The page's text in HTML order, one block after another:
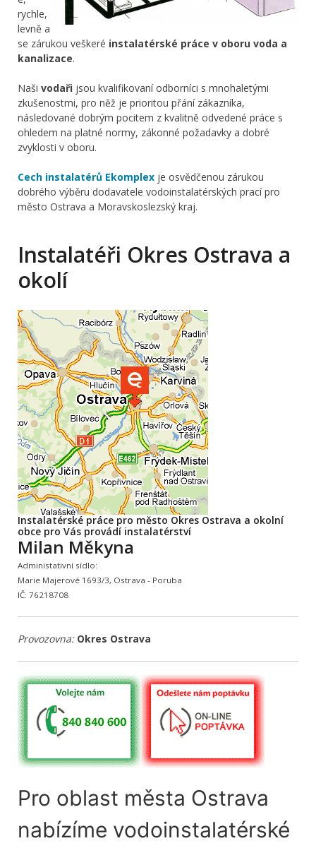
rychle,
levně a
se zárukou veškeré instalatérské práce v oboru voda a
kanalizace.
Naši vodaři jsou kvalifikovaní odborníci s mnohaletými
zkušenostmi, pro něž je prioritou přání zákazníka,
následované dobrým pocitem z kvalitně odvedené práce s
ohledem na platné normy, zákonné požadavky a dobré
zvyklosti v oboru.
Cech instalatérů Ekomplex je osvědčenou zárukou
dobrého výběru dodavatele vodoinstalatérských prací pro
město Ostrava a Moravskoslezský kraj.
Instalatéři Okres Ostrava a
okolí
Instalatérské práce pro město Okres Ostrava a okolní
obce pro Vás provádí instalatérství
Milan Měkyna
Administativní sídlo:
Marie Majerové 1693/3, Ostrava - Poruba
IČ: 76218708
Provozovna: Okres Ostrava
Pro oblast města Ostrava
nabízíme vodoinstalatérské